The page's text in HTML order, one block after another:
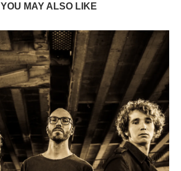
YOU MAY ALSO LIKE